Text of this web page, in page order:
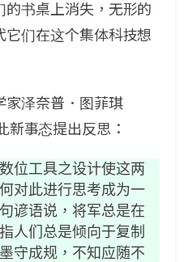
书桌上消失，无形的
们在这个集体科技想
家泽奈普．图菲琪
新事态提出反思：
数位工具之设计使这两
对此进行思考成为一
谚语说， 将军总是在
人们总是倾向于复制
守成规，不知应随不